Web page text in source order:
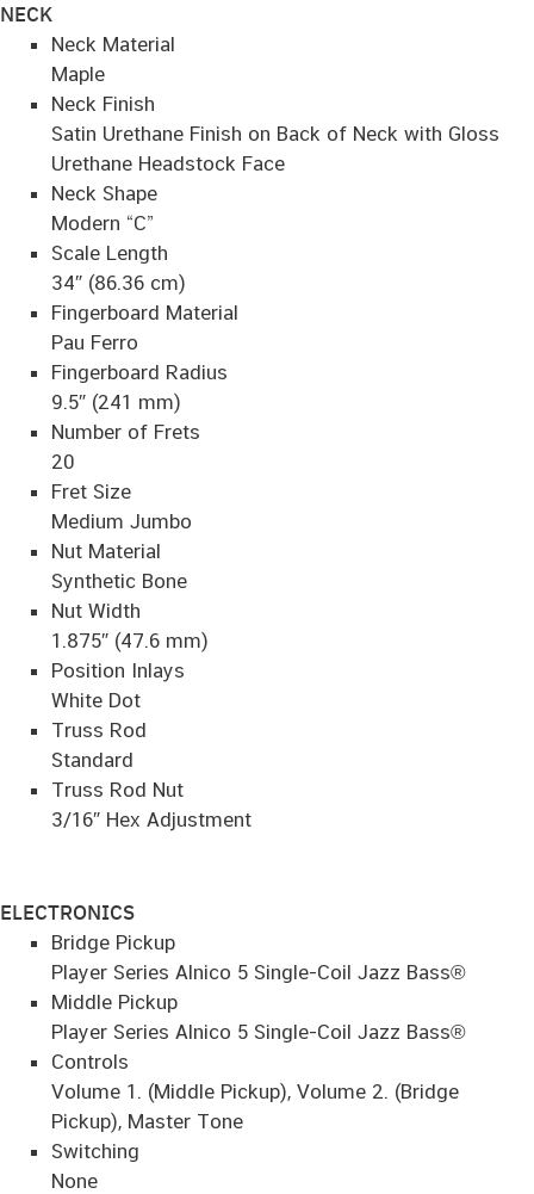
NECK
Neck Material
Maple
Neck Finish
Satin Urethane Finish on Back of Neck with Gloss
Urethane Headstock Face
Neck Shape
Modern “C”
Scale Length
34″ (86.36 cm)
Fingerboard Material
Pau Ferro
Fingerboard Radius
9.5″ (241 mm)
Number of Frets
20
Fret Size
Medium Jumbo
Nut Material
Synthetic Bone
Nut Width
1.875″ (47.6 mm)
Position Inlays
White Dot
Truss Rod
Standard
Truss Rod Nut
3/16″ Hex Adjustment
ELECTRONICS
Bridge Pickup
Player Series Alnico 5 Single-Coil Jazz Bass®
Middle Pickup
Player Series Alnico 5 Single-Coil Jazz Bass®
Controls
Volume 1. (Middle Pickup), Volume 2. (Bridge
Pickup), Master Tone
Switching
None